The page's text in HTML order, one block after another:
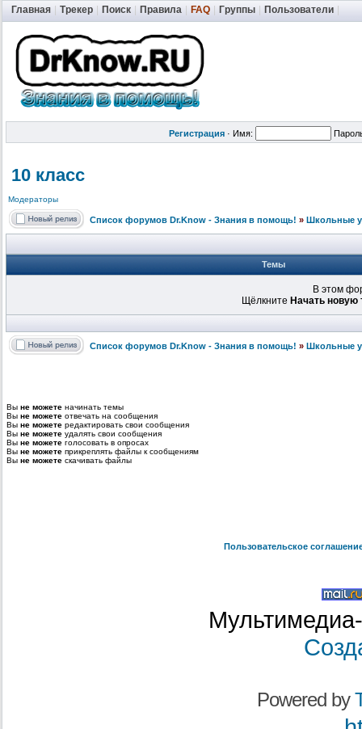
Главная Трекер Поиск Правила FAQ Группы Пользователи
Регистрация · Имя:
10 класс
Модераторы
Список форумов Dr.Know - Знания в помощь! » Школьные
Темы
В этом
Щёлкните Начать новую
Список форумов Dr.Know - Знания в помощь! » Школьные
Вы не можете начинать темы
Вы не можете отвечать на сообщения
Вы не можете редактировать свои сообщения
Вы не можете удалять свои сообщения
Вы не можете голосовать в опросах
Вы не можете прикреплять файлы к сообщениям
Вы не можете скачивать файлы
Пользовательское
Powered by